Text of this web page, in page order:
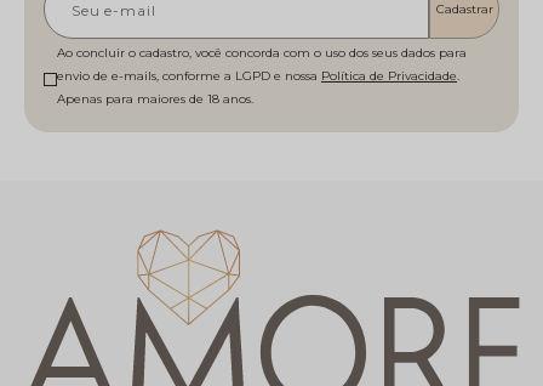
Cadastrar
Ao concluir o cadastro, você concorda com o uso dos seus dados para
envio de e-mails, conforme a LGPD e nossa Política de Privacidade